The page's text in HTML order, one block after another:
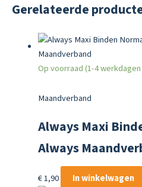
Gerelateerde
Op voorraad (1-4
Maandverband
Always Maxi
Always
€1,90 In winkelwagen